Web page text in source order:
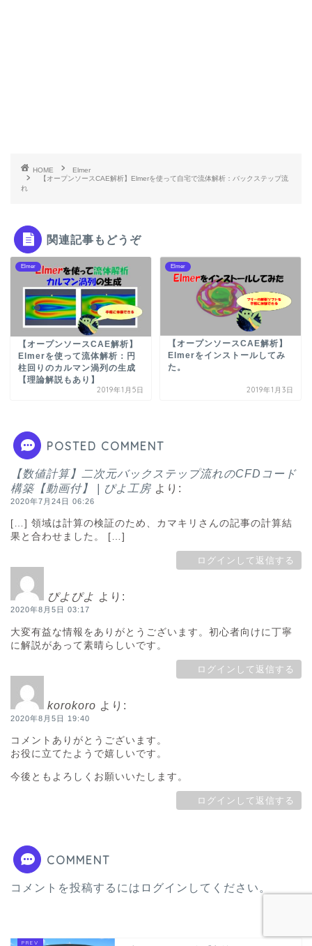
HOME
Elmer
【オープンソースCAE解析】Elmerを使って自宅で流体解析：バックステップ流
れ
関連記事もどうぞ
Elmer
【オープンソースCAE解析】
Elmerを使って流体解析：円
柱回りのカルマン渦列の生成
【理論解説もあり】
2019年1月5日
Elmer
【オープンソースCAE解析】
Elmerをインストールしてみ
た。
2019年1月3日
POSTED COMMENT
【数値計算】二次元バックステップ流れのCFDコード
構築【動画付】 | ぴよ工房 より:
2020年7月24日 06:26
[…] 領域は計算の検証のため、カマキリさんの記事の計算結
果と合わせました。 […]
ログインして返信する
ぴよぴよ より:
2020年8月5日 03:17
大変有益な情報をありがとうございます。初心者向けに丁寧
に解説があって素晴らしいです。
ログインして返信する
korokoro より:
2020年8月5日 19:40
コメントありがとうございます。
お役に立てたようで嬉しいです。
今後ともよろしくお願いいたします。
ログインして返信する
COMMENT
コメントを投稿するには ログイン してください。